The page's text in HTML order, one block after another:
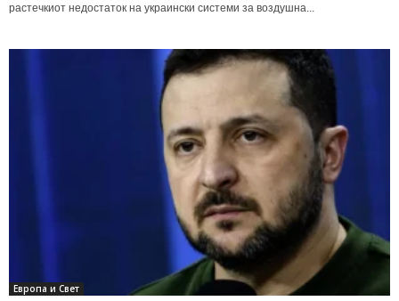
растечкиот недостаток на украински системи за воздушна...
Европа и Свет